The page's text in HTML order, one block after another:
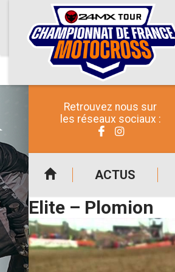
Retrouvez nous sur
les réseaux sociaux :
ACTUS
Elite – Plomion